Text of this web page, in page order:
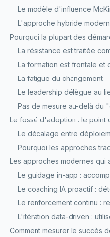
Le modèle d'influence
L'approche hybride
Pourquoi la plupart des
La résistance est traitée
La formation est frontale et
La fatigue du changement
Le leadership délègue au
Pas de mesure au-delà du
Le fossé d'adoption : le point
Le décalage entre
Pourquoi les approches
Les approches modernes qui
Le guidage in-app :
Le coaching IA proactif :
Le renforcement continu :
L'itération data-driven :
Comment mesurer le succès